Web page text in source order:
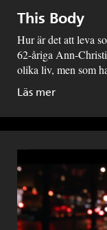
This Body
Hur är det att leva
62-åriga Ann-
olika liv, men som
Läs mer